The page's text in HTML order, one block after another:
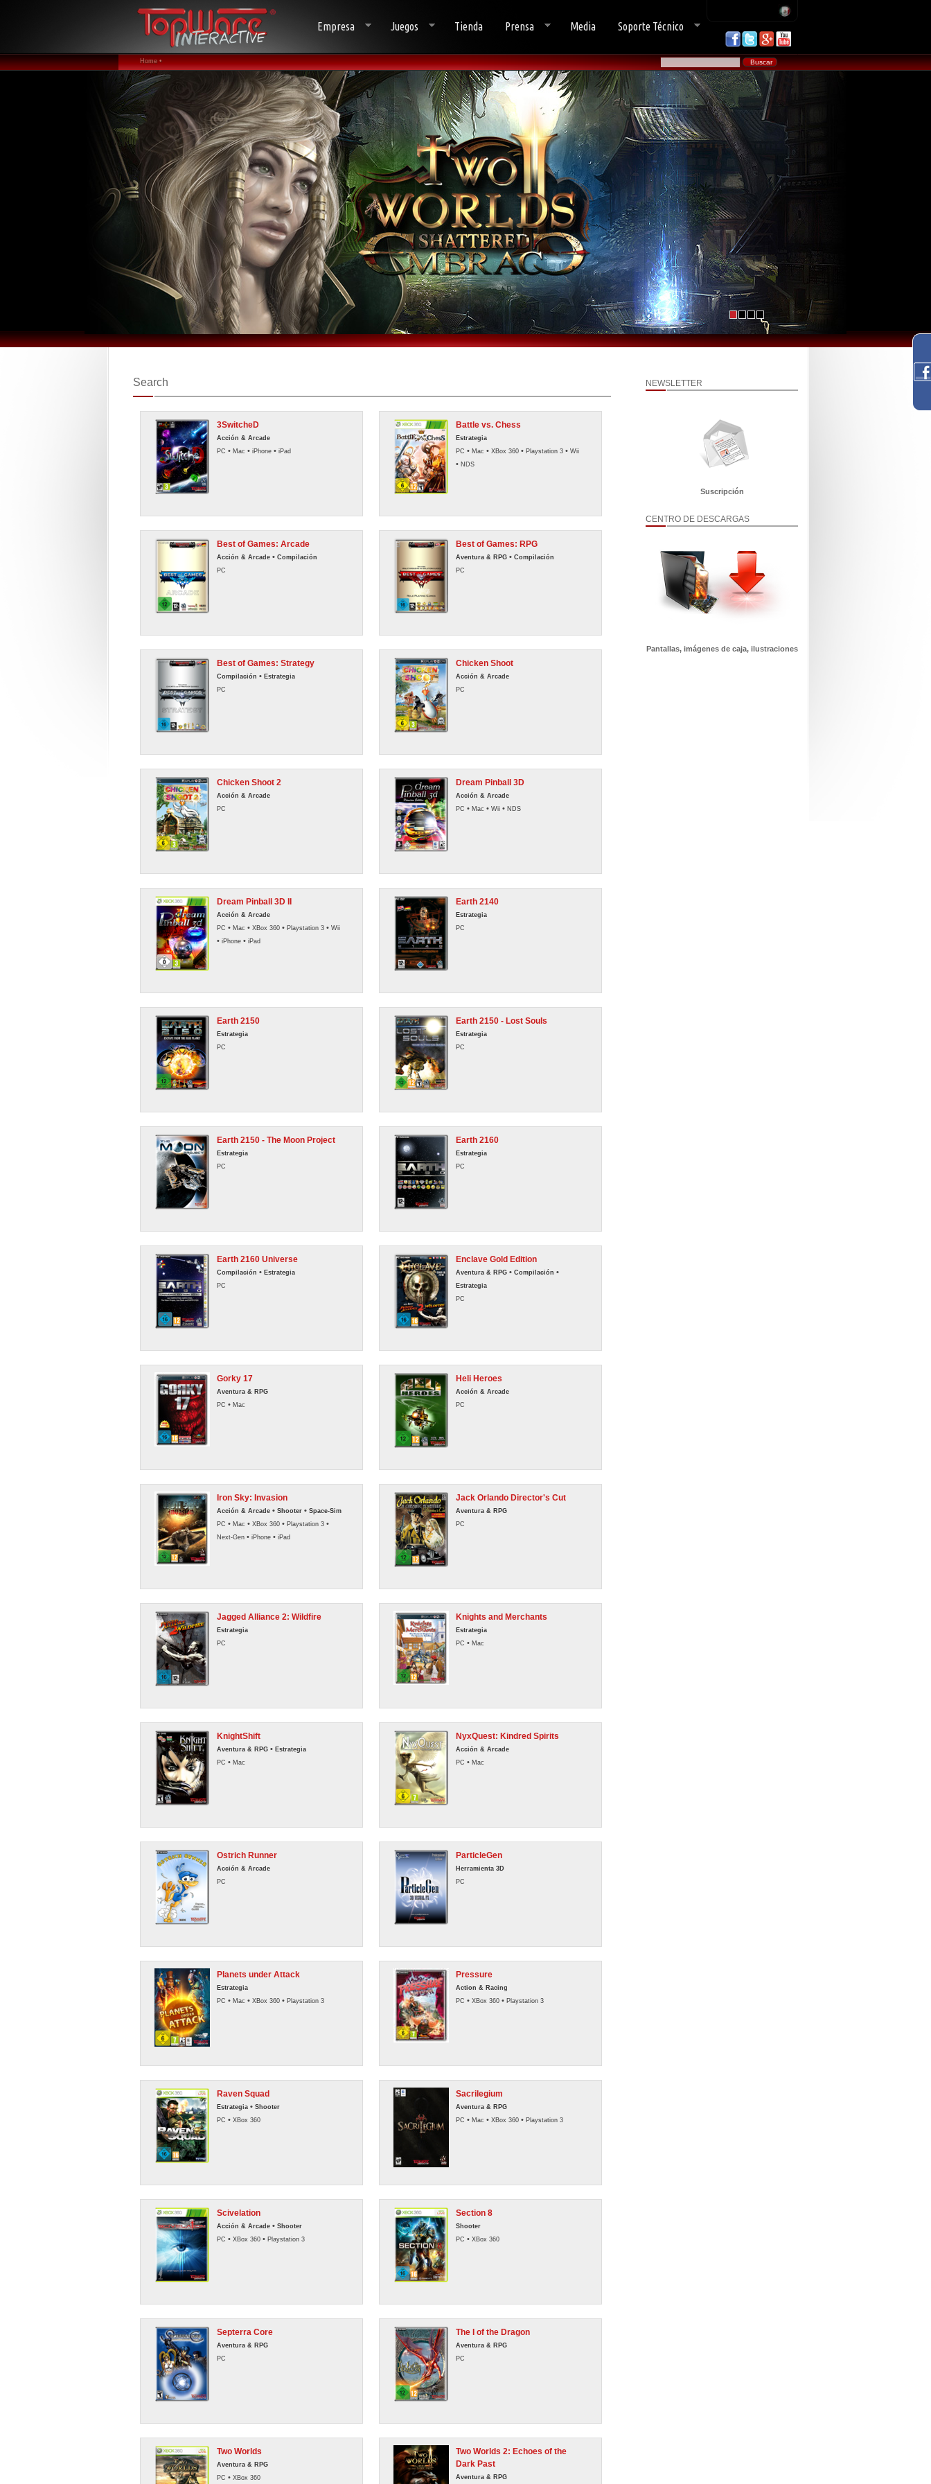
Empresa Juegos Tienda Prensa Media Soporte Técnico
Home •
Search
3SwitcheD
Acción & Arcade
PC • Mac • iPhone • iPad
Battle vs. Chess
Estrategia
PC • Mac • XBox 360 • Playstation 3 • Wii
• NDS
Best of Games: Arcade
Acción & Arcade • Compilación
PC
Best of Games: RPG
Aventura & RPG • Compilación
PC
Best of Games: Strategy
Compilación • Estrategia
PC
Chicken Shoot
Acción & Arcade
PC
Chicken Shoot 2
Acción & Arcade
PC
Dream Pinball 3D
Acción & Arcade
PC • Mac • Wii • NDS
Dream Pinball 3D II
Acción & Arcade
PC • Mac • XBox 360 • Playstation 3 • Wii
• iPhone • iPad
Earth 2140
Estrategia
PC
Earth 2150
Estrategia
PC
Earth 2150 - Lost Souls
Estrategia
PC
Earth 2150 - The Moon Project
Estrategia
PC
Earth 2160
Estrategia
PC
Earth 2160 Universe
Compilación • Estrategia
PC
Enclave Gold Edition
Aventura & RPG • Compilación •
Estrategia
PC
Gorky 17
Aventura & RPG
PC • Mac
Heli Heroes
Acción & Arcade
PC
Iron Sky: Invasion
Acción & Arcade • Shooter • Space-Sim
PC • Mac • XBox 360 • Playstation 3 •
Next-Gen • iPhone • iPad
Jack Orlando Director's Cut
Aventura & RPG
PC
Jagged Alliance 2: Wildfire
Estrategia
PC
Knights and Merchants
Estrategia
PC • Mac
KnightShift
Aventura & RPG • Estrategia
PC • Mac
NyxQuest: Kindred Spirits
Acción & Arcade
PC • Mac
Ostrich Runner
Acción & Arcade
PC
ParticleGen
Herramienta 3D
PC
Planets under Attack
Estrategia
PC • Mac • XBox 360 • Playstation 3
Pressure
Action & Racing
PC • XBox 360 • Playstation 3
Raven Squad
Estrategia • Shooter
PC • XBox 360
Sacrilegium
Aventura & RPG
PC • Mac • XBox 360 • Playstation 3
Scivelation
Acción & Arcade • Shooter
PC • XBox 360 • Playstation 3
Section 8
Shooter
PC • XBox 360
Septerra Core
Aventura & RPG
PC
The I of the Dragon
Aventura & RPG
PC
Two Worlds
Aventura & RPG
PC • XBox 360
Two Worlds 2: Echoes of the
Dark Past
Aventura & RPG
NEWSLETTER
Suscripción
CENTRO DE DESCARGAS
Pantallas, imágenes de caja, ilustraciones